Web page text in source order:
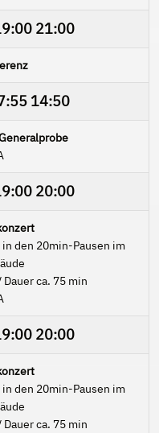
21:00
14:50
20:00
den 20min-Pausen im
ca. 75 min
20:00
den 20min-Pausen im
ca. 75 min